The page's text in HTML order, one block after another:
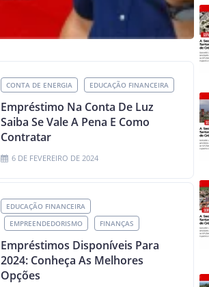
CONTA DE ENERGIA EDUCAÇÃO FINANCEIRA
Empréstimo Na Conta De Luz
Saiba Se Vale A Pena E Como
Contratar
6 DE FEVEREIRO DE 2024
EDUCAÇÃO FINANCEIRA
EMPREENDEDORISMO
FINANÇAS
Empréstimos Disponíveis Para
2024: Conheça As Melhores
Opções